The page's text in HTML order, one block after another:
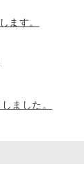
ます。
ました。